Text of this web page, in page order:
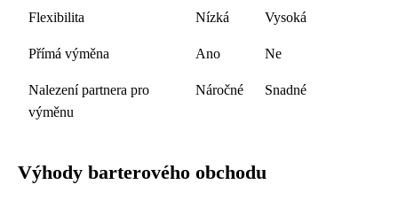
Flexibilita Nízká Vysoká
Přímá výměna Ano Ne
Nalezení partnera pro
výměnu
Náročné Snadné
Výhody barterového obchodu